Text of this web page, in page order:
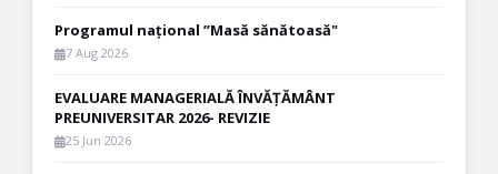
Programul național ”Masă sănătoasă"
7 Aug 2026
EVALUARE MANAGERIALĂ ÎNVĂȚĂMÂNT
PREUNIVERSITAR 2026- REVIZIE
25 Jun 2026